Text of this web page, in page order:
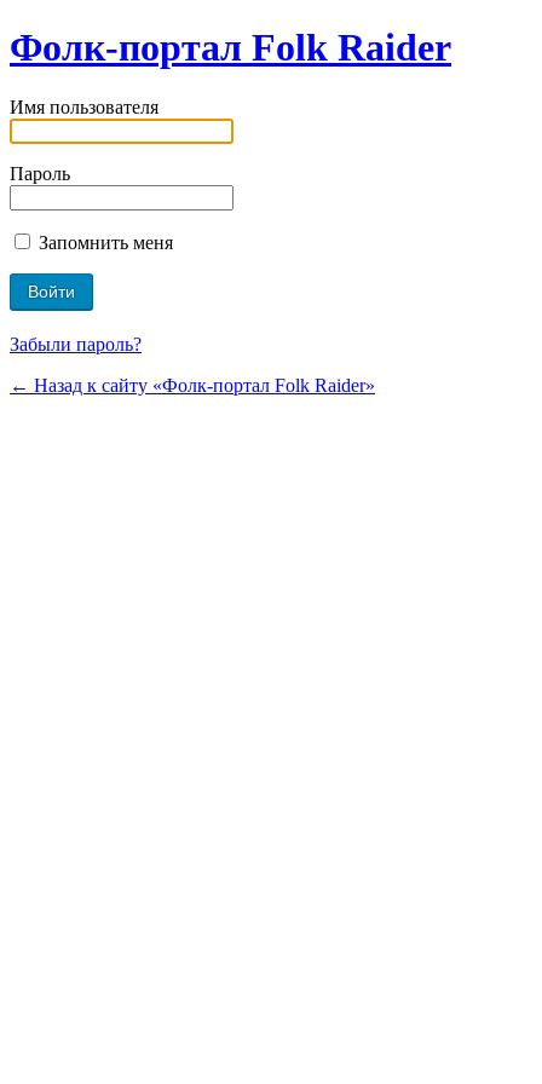
Фолк-портал Folk Raider
Имя пользователя
Пароль
Запомнить меня
Забыли пароль?
← Назад к сайту «Фолк-портал Folk Raider»